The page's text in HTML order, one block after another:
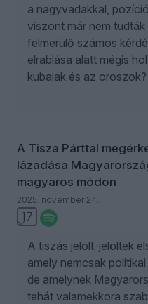
a nagyvadakkal,
viszont már nem
felmerülő számos
elrablása alatt mégis
kubaiak és az oroszok?
A Tisza Párttal
lázadása
magyaros módon
2025. november 24.
17
A tiszás jelölt-jelöltek
amely nemcsak
de amelynek
tehát valamekkora